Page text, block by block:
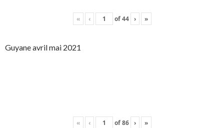
« ‹ of44 › »
Guyane avril mai 2021
« ‹ of86 › »